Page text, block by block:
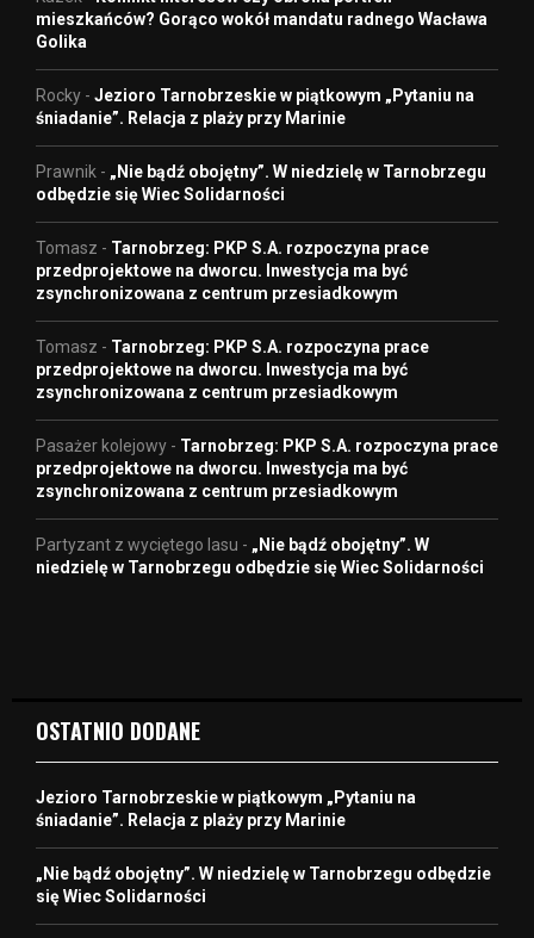
mieszkańców? Gorąco wokół mandatu radnego Wacława
Golika
Rocky - Jezioro Tarnobrzeskie w piątkowym „Pytaniu na
śniadanie”. Relacja z plaży przy Marinie
Prawnik - „Nie bądź obojętny”. W niedzielę w Tarnobrzegu
odbędzie się Wiec Solidarności
Tomasz - Tarnobrzeg: PKP S.A. rozpoczyna prace
przedprojektowe na dworcu. Inwestycja ma być
zsynchronizowana z centrum przesiadkowym
Tomasz - Tarnobrzeg: PKP S.A. rozpoczyna prace
przedprojektowe na dworcu. Inwestycja ma być
zsynchronizowana z centrum przesiadkowym
Pasażer kolejowy - Tarnobrzeg: PKP S.A. rozpoczyna prace
przedprojektowe na dworcu. Inwestycja ma być
zsynchronizowana z centrum przesiadkowym
Partyzant z wyciętego lasu - „Nie bądź obojętny”. W
niedzielę w Tarnobrzegu odbędzie się Wiec Solidarności
OSTATNIO DODANE
Jezioro Tarnobrzeskie w piątkowym „Pytaniu na
śniadanie”. Relacja z plaży przy Marinie
„Nie bądź obojętny”. W niedzielę w Tarnobrzegu odbędzie
się Wiec Solidarności